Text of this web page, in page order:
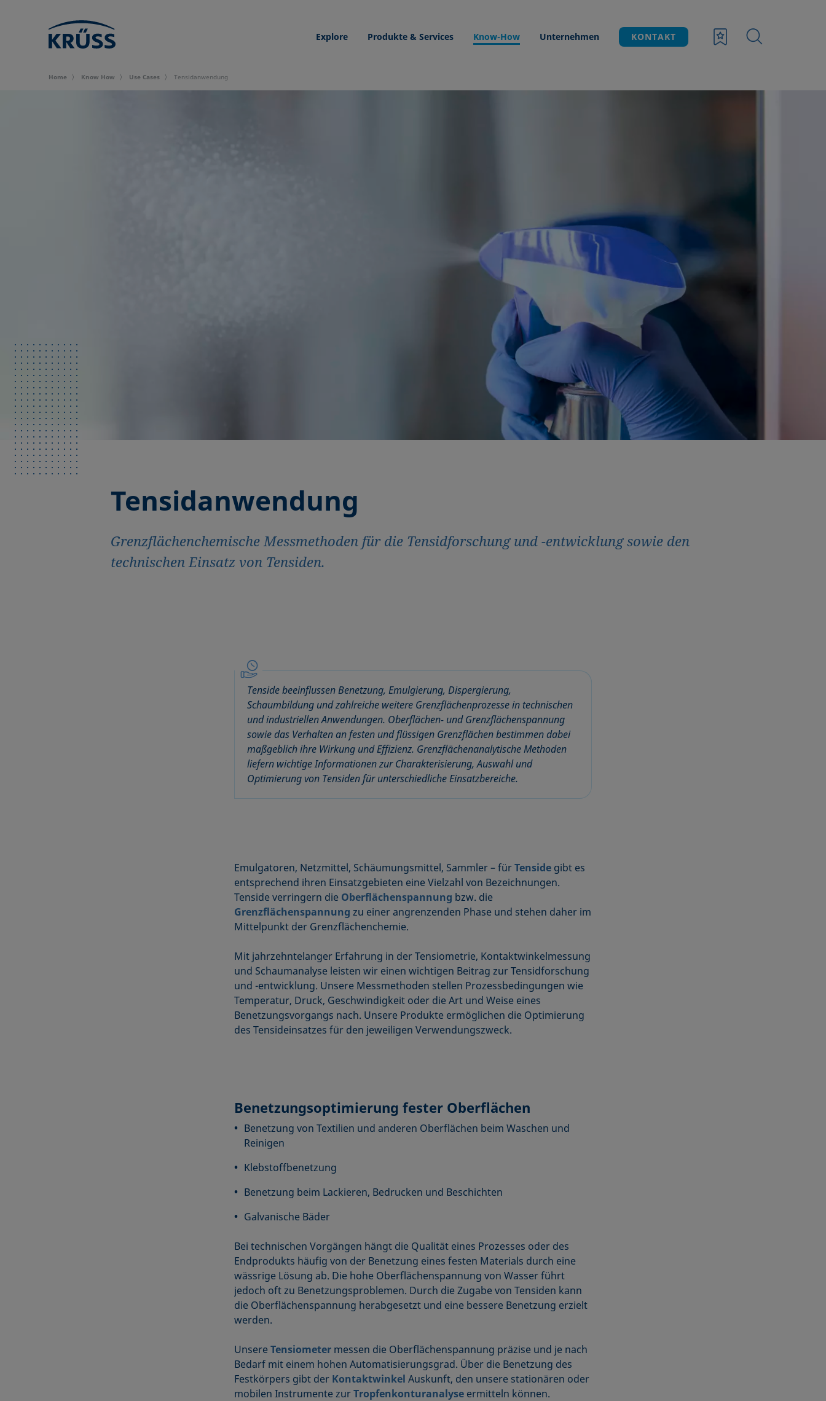
Explore Produkte & Services Know-How Unternehmen KONTAKT
Home Know How Use Cases Tensidanwendung
Tensidanwendung
Grenzflächenchemische Messmethoden für die Tensidforschung und -entwicklung sowie den
technischen Einsatz von Tensiden.
Tenside beeinflussen Benetzung, Emulgierung, Dispergierung,
Schaumbildung und zahlreiche weitere Grenzflächenprozesse in technischen
und industriellen Anwendungen. Oberflächen- und Grenzflächenspannung
sowie das Verhalten an festen und flüssigen Grenzflächen bestimmen dabei
maßgeblich ihre Wirkung und Effizienz. Grenzflächenanalytische Methoden
liefern wichtige Informationen zur Charakterisierung, Auswahl und
Optimierung von Tensiden für unterschiedliche Einsatzbereiche.
Emulgatoren, Netzmittel, Schäumungsmittel, Sammler – fürTensidegibt es
entsprechend ihren Einsatzgebieten eine Vielzahl von Bezeichnungen.
Tenside verringern die Oberflächenspannung bzw. die
Grenzflächenspannung zu einer angrenzenden Phase und stehen daher im
Mittelpunkt der Grenzflächenchemie.
Mit jahrzehntelanger Erfahrung in der Tensiometrie, Kontaktwinkelmessung
und Schaumanalyse leisten wir einen wichtigen Beitrag zur Tensidforschung
und -entwicklung. Unsere Messmethoden stellen Prozessbedingungen wie
Temperatur, Druck, Geschwindigkeit oder die Art und Weise eines
Benetzungsvorgangs nach. Unsere Produkte ermöglichen die Optimierung
des Tensideinsatzes für den jeweiligen Verwendungszweck.
Benetzungsoptimierung fester Oberflächen
Benetzung von Textilien und anderen Oberflächen beim Waschen und
Reinigen
Klebstoffbenetzung
Benetzung beim Lackieren, Bedrucken und Beschichten
Galvanische Bäder
Bei technischen Vorgängen hängt die Qualität eines Prozesses oder des
Endprodukts häufig von der Benetzung eines festen Materials durch eine
wässrige Lösung ab. Die hohe Oberflächenspannung von Wasser führt
jedoch oft zu Benetzungsproblemen. Durch die Zugabe von Tensiden kann
die Oberflächenspannung herabgesetzt und eine bessere Benetzung erzielt
werden.
UnsereTensiometermessen die Oberflächenspannung präzise und je nach
Bedarf mit einem hohen Automatisierungsgrad. Über die Benetzung des
Festkörpers gibt der Kontaktwinkel Auskunft, den unsere stationären oder
mobilen Instrumente zurTropfenkonturanalyseermitteln können.